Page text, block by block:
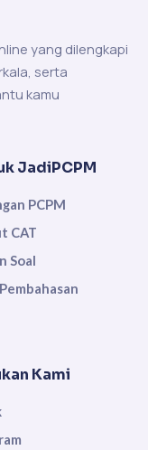
yang dilengkapi
serta
kamu
JadiPCPM
PCPM
CAT
Soal
Kami